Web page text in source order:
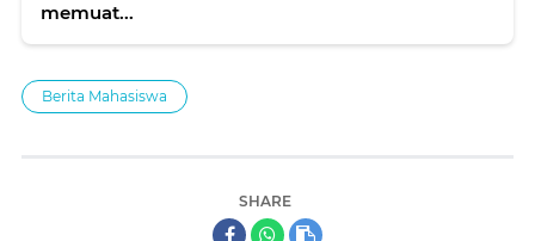
memuat...
Berita Mahasiswa
SHARE